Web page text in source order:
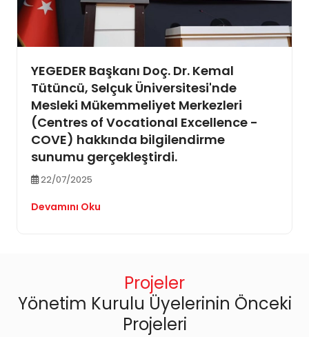
YEGEDER Başkanı Doç. Dr. Kemal
Tütüncü, Selçuk Üniversitesi'nde
Mesleki Mükemmeliyet Merkezleri
(Centres of Vocational Excellence -
COVE) hakkında bilgilendirme
sunumu gerçekleştirdi.
22/07/2025
Devamını Oku
Projeler
Yönetim Kurulu Üyelerinin Önceki
Projeleri